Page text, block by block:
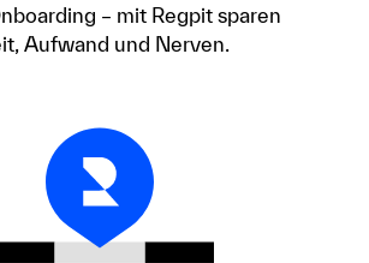
– mit Regpit sparen
Aufwand und Nerven.